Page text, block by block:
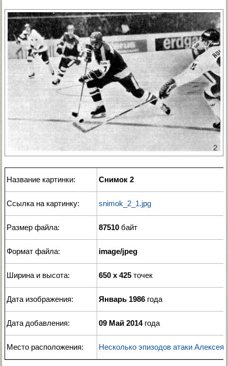
Название картинки: Снимок 2
Ссылка на картинку: snimok_2_1.jpg
Размер файла: 87510 байт
Формат файла: image/jpeg
Ширина и высота: 650 x 425 точек
Дата изображения: Январь 1986 года
Дата добавления: 09 Май 2014года
Место расположения: Несколько эпизодов атаки Алексея